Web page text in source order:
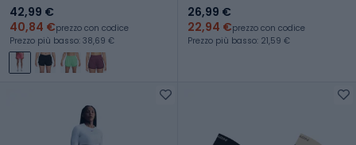
42,99 €
40,84 €prezzo con codice
Prezzo più basso: 38,69 €
26,99 €
22,94 €prezzo con codice
Prezzo più basso: 21,59 €